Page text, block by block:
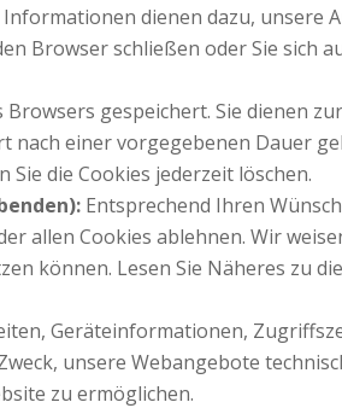
dienen dazu, unsere
Browser schließen oder Sie sich
gespeichert. Sie dienen
einer vorgegebenen Dauer
die Cookies jederzeit löschen.
Entsprechend Ihren
allen Cookies ablehnen. Wir
können. Lesen Sie Näheres zu
Geräteinformationen,
unsere Webangebote
zu ermöglichen.